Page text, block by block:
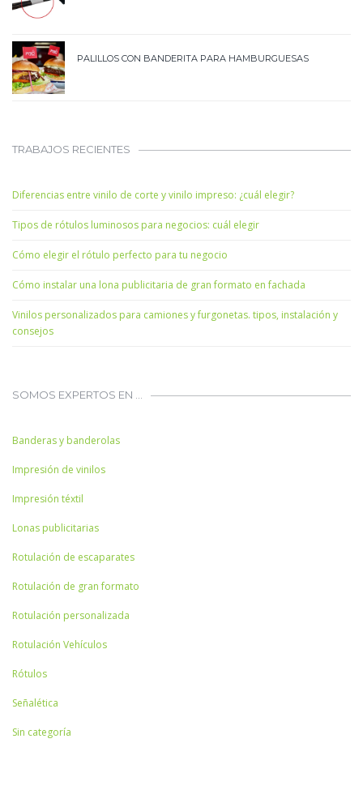
PALILLOS CON BANDERITA PARA HAMBURGUESAS
TRABAJOS RECIENTES
Diferencias entre vinilo de corte y vinilo impreso: ¿cuál elegir?
Tipos de rótulos luminosos para negocios: cuál elegir
Cómo elegir el rótulo perfecto para tu negocio
Cómo instalar una lona publicitaria de gran formato en fachada
Vinilos personalizados para camiones y furgonetas. tipos, instalación y
consejos
SOMOS EXPERTOS EN …
Banderas y banderolas
Impresión de vinilos
Impresión téxtil
Lonas publicitarias
Rotulación de escaparates
Rotulación de gran formato
Rotulación personalizada
Rotulación Vehículos
Rótulos
Señalética
Sin categoría